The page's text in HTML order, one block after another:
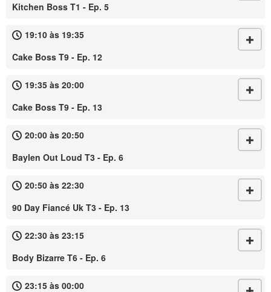
Kitchen Boss T1 - Ep. 5
19:10 às 19:35
Cake Boss T9 - Ep. 12
19:35 às 20:00
Cake Boss T9 - Ep. 13
20:00 às 20:50
Baylen Out Loud T3 - Ep. 6
20:50 às 22:30
90 Day Fiancé Uk T3 - Ep. 13
22:30 às 23:15
Body Bizarre T6 - Ep. 6
23:15 às 00:00